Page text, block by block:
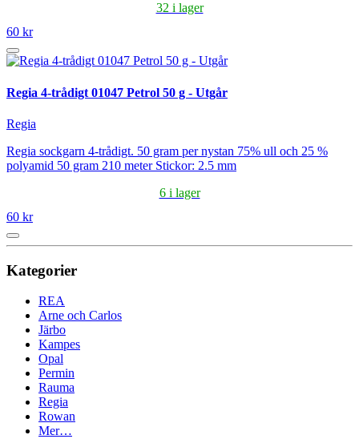
32 i lager
60 kr
Regia 4-trådigt 01047 Petrol 50 g - Utgår
Regia
Regia sockgarn 4-trådigt. 50 gram per nystan 75% ull och 25 %
polyamid 50 gram 210 meter Stickor: 2.5 mm
6 i lager
60 kr
Kategorier
REA
Arne och Carlos
Järbo
Kampes
Opal
Permin
Rauma
Regia
Rowan
Mer…